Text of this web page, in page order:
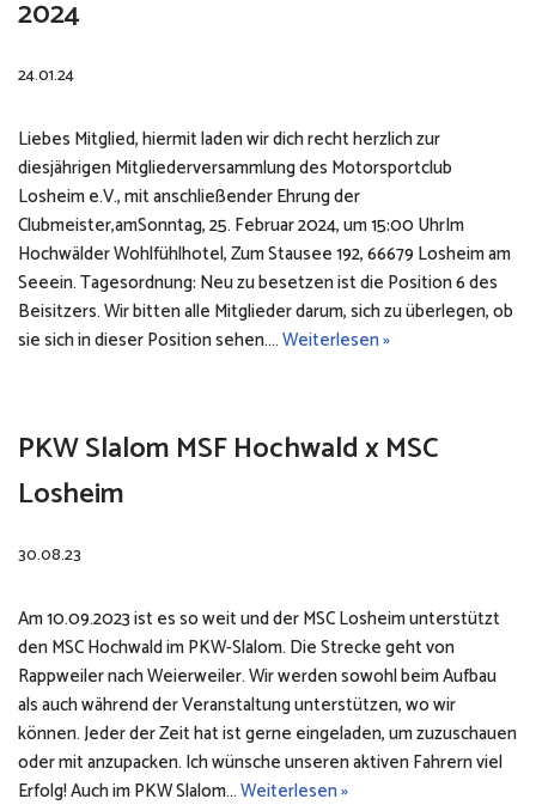
2024
24.01.24
Liebes Mitglied, hiermit laden wir dich recht herzlich zur
diesjährigen Mitgliederversammlung des Motorsportclub
Losheim e.V., mit anschließender Ehrung der
Clubmeister,amSonntag, 25. Februar 2024, um 15:00 UhrIm
Hochwälder Wohlfühlhotel, Zum Stausee 192, 66679 Losheim am
Seeein. Tagesordnung: Neu zu besetzen ist die Position 6 des
Beisitzers. Wir bitten alle Mitglieder darum, sich zu überlegen, ob
sie sich in dieser Position sehen.…Weiterlesen »
PKW Slalom MSF Hochwald x MSC
Losheim
30.08.23
Am 10.09.2023 ist es so weit und der MSC Losheim unterstützt
den MSC Hochwald im PKW-Slalom. Die Strecke geht von
Rappweiler nach Weierweiler. Wir werden sowohl beim Aufbau
als auch während der Veranstaltung unterstützen, wo wir
können. Jeder der Zeit hat ist gerne eingeladen, um zuzuschauen
oder mit anzupacken. Ich wünsche unseren aktiven Fahrern viel
Erfolg! Auch im PKW Slalom…Weiterlesen »